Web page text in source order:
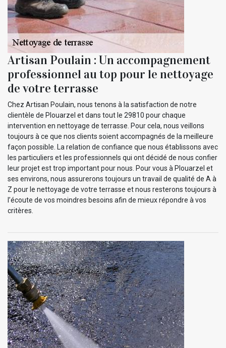
Artisan Poulain : Un accompagnement
professionnel au top pour le nettoyage
de votre terrasse
Chez Artisan Poulain, nous tenons à la satisfaction de notre
clientèle de Plouarzel et dans tout le 29810 pour chaque
intervention en nettoyage de terrasse. Pour cela, nous veillons
toujours à ce que nos clients soient accompagnés de la meilleure
façon possible. La relation de confiance que nous établissons avec
les particuliers et les professionnels qui ont décidé de nous confier
leur projet est trop important pour nous. Pour vous à Plouarzel et
ses environs, nous assurerons toujours un travail de qualité de A à
Z pour le nettoyage de votre terrasse et nous resterons toujours à
l’écoute de vos moindres besoins afin de mieux répondre à vos
critères.